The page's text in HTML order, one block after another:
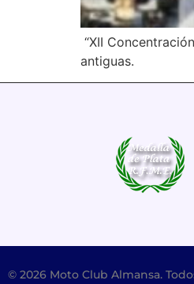
“XII
antiguas.
© 2026 Moto Club Almansa.